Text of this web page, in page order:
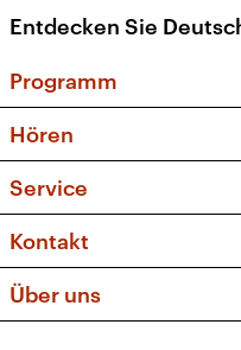
Entdecken Sie
Programm
Sendungen und
Musikliste
Kakadu – Das
Hören
Frequenzen
Service
FAQ
Apps
Newsletter
Kontakt
Social Media
Über uns